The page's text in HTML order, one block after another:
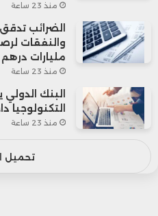
منذ 23 ساعة
الضرائب
مليارات درهم
منذ 23 ساعة
البنك
التكنولوجيا
منذ 23 ساعة
تحميل